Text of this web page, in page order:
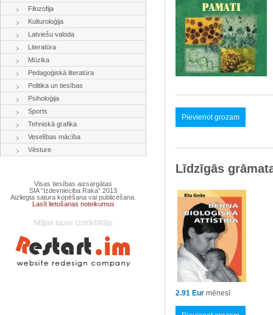
Filozofija
Kulturoloģija
Latviešu valoda
Literatūra
Mūzika
Pedagoģiskā literatūra
Politika un tiesības
Psiholoģija
Sports
Tehniskā grafika
Veselības mācība
Vēsture
Visas tiesības aizsargātas
SIA “Izdevnieciba Raka” 2013
Aizliegta satura kopēšana vai publicēšana.
Lasīt lietošanas noteikumus
Pievienot grozam
Līdzīgās
2.91 Eur mēnesī